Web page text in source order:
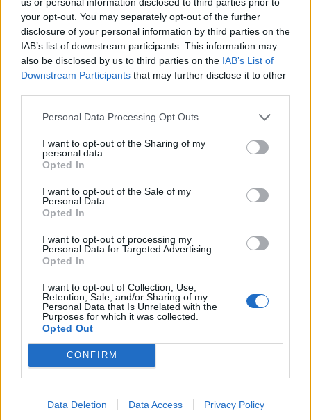
your opt-out. You may separately opt-out of the further
disclosure of your personal information by third parties on the
IAB’s list of downstream participants. This information may
also be disclosed by us to third parties on the IAB’s List of
Downstream Participants that may further disclose it to other
Personal Data Processing Opt Outs
I want to opt-out of the Sharing of my
personal data.
Opted In
I want to opt-out of the Sale of my
Personal Data.
Opted In
I want to opt-out of processing my
Personal Data for Targeted Advertising.
Opted In
I want to opt-out of Collection, Use,
Retention, Sale, and/or Sharing of my
Personal Data that Is Unrelated with the
Purposes for which it was collected.
Opted Out
CONFIRM
Data Deletion Data Access Privacy Policy
1. Ποιοι λόγοι οδήγησαν στην αναστολή λειτουργίας
του Παραρτήματος ΙΚΑ – ΕΤΑΜ Νεάπολης;
2. Εξετάζεται η ανάκληση της συγκεκριμένης
απόφασης;»